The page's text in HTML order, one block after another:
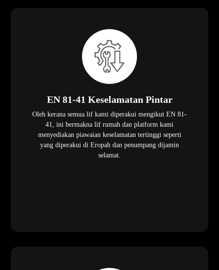
EN 81-41 Keselamatan Pintar
Oleh kerana semua lif kami diperakui mengikut EN 81-
41, ini bermakna lif rumah dan platform kami
menyediakan piawaian keselamatan tertinggi seperti
yang diperakui di Eropah dan penumpang dijamin
selamat.